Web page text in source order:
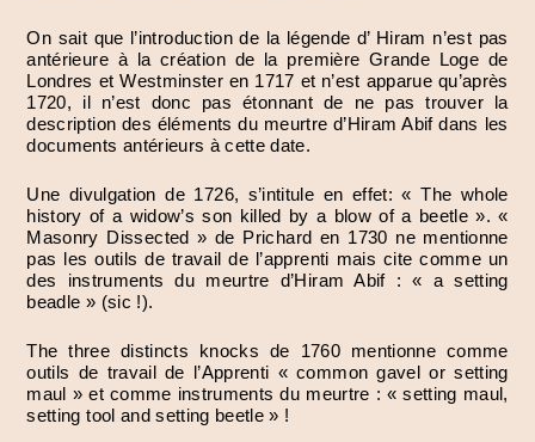
On sait que l’introduction de la légende d’ Hiram n’est pas
antérieure à la création de la première Grande Loge de
Londres et Westminster en 1717 et n’est apparue qu’après
1720, il n’est donc pas étonnant de ne pas trouver la
description des éléments du meurtre d’Hiram Abif dans les
documents antérieurs à cette date.
Une divulgation de 1726, s’intitule en effet: « The whole
history of a widow’s son killed by a blow of a beetle ». «
Masonry Dissected » de Prichard en 1730 ne mentionne
pas les outils de travail de l’apprenti mais cite comme un
des instruments du meurtre d’Hiram Abif : « a setting
beadle » (sic !).
The three distincts knocks de 1760 mentionne comme
outils de travail de l’Apprenti « common gavel or setting
maul » et comme instruments du meurtre : « setting maul,
setting tool and setting beetle » !